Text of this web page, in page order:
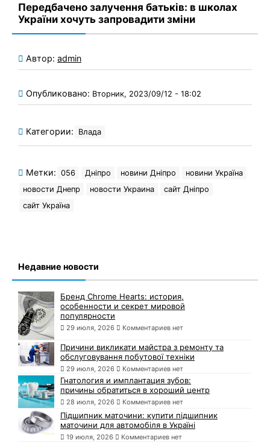
Передбачено залучення батьків: в школах
України хочуть запровадити зміни
Автор: admin
Опубликовано: Вторник, 2023/09/12 - 18:02
Категории: Влада
Метки: 056 Дніпро новини Дніпро
новини Україна
новости Днепр
новости Украина
сайт Дніпро
сайт Україна
Недавние новости
Бренд Chrome Hearts: история,
особенности и секрет мировой
популярности
29 июля, 2026 Комментариев нет
Причини викликати майстра з ремонту та
обслуговування побутової техніки
29 июля, 2026 Комментариев нет
Гнатология и имплантация зубов:
причины обратиться в хороший центр
28 июля, 2026 Комментариев нет
Підшипник маточини: купити підшипник
маточини для автомобіля в Україні
19 июля, 2026 Комментариев нет